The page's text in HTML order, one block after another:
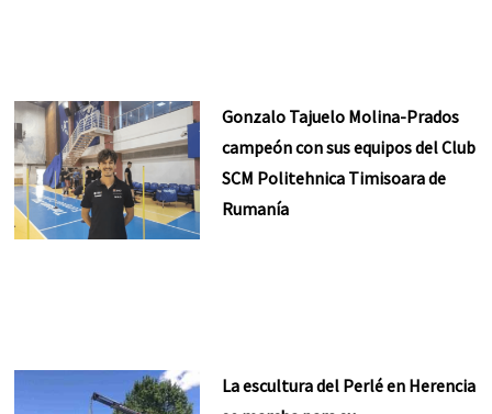
Gonzalo Tajuelo Molina-Prados
campeón con sus equipos del Club
SCM Politehnica Timisoara de
Rumanía
La escultura del Perlé en Herencia